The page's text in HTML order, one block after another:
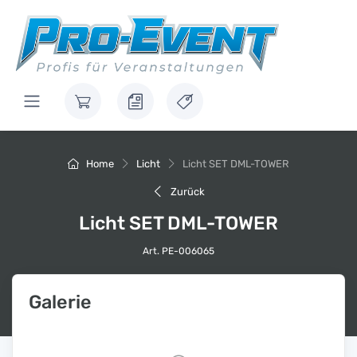
Home Licht Licht SET DML-TOWER
Zurück
Licht SET DML-TOWER
Art. PE-006065
Galerie